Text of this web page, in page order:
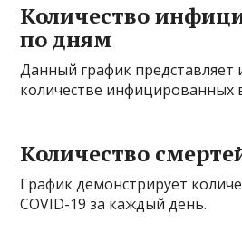
Количество
по дням
Данный график
количестве инфицированных
Количество
График демонстрирует
COVID-19 за каждый день.